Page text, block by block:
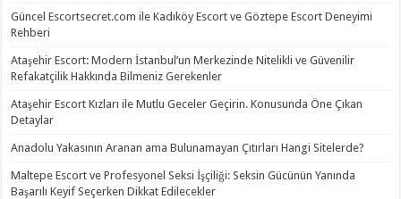
Güncel Escortsecret.com ile Kadıköy Escort ve Göztepe Escort Deneyimi
Rehberi
Ataşehir Escort: Modern İstanbul’un Merkezinde Nitelikli ve Güvenilir
Refakatçilik Hakkında Bilmeniz Gerekenler
Ataşehir Escort Kızları ile Mutlu Geceler Geçirin. Konusunda Öne Çıkan
Detaylar
Anadolu Yakasının Aranan ama Bulunamayan Çıtırları Hangi Sitelerde?
Maltepe Escort ve Profesyonel Seksi İşçiliği: Seksin Gücünün Yanında
Başarılı Keyif Seçerken Dikkat Edilecekler